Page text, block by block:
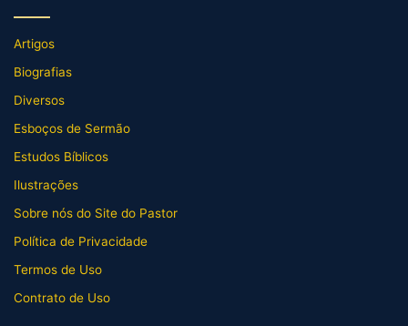
Artigos
Biografias
Diversos
Esboços de Sermão
Estudos Bíblicos
Ilustrações
Sobre nós do Site do Pastor
Política de Privacidade
Termos de Uso
Contrato de Uso